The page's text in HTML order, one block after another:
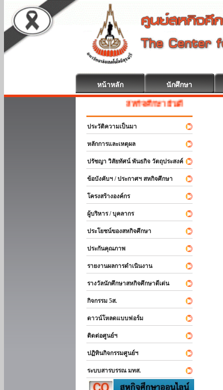
หน้าหลัก นักศึกษา
สหกิจศึกษา ยินดีต้อนรับ
ประวัติความเป็นมา
หลักการและเหตุผล
ปรัชญา วิสัยทัศน์ พันธกิจ วัตถุประสงค์
ข้อบังคับฯ / ประกาศฯ สหกิจศึกษา
โครงสร้างองค์กร
ผู้บริหาร / บุคลากร
ประโยชน์ของสหกิจศึกษา
ประกันคุณภาพ
รายงานผลการดำเนินงาน
รางวัลนักศึกษาสหกิจศึกษาดีเด่น
กิจกรรม 5ส.
ดาวน์โหลดแบบฟอร์ม
ติดต่อศูนย์ฯ
ปฏิทินกิจกรรมศูนย์ฯ
ระบบสารบรรณ มทส.